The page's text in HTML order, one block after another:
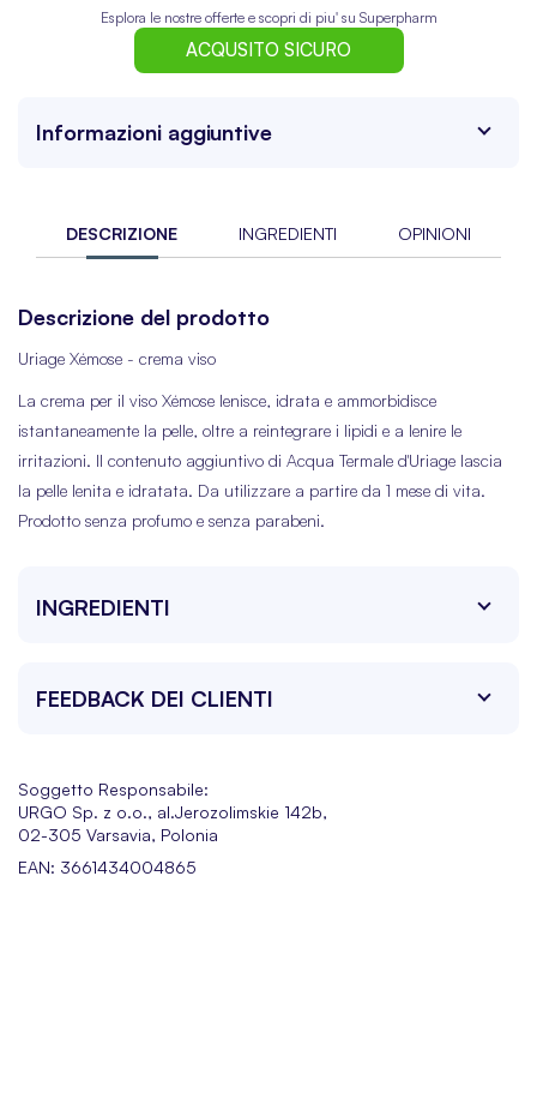
Esplora le nostre offerte e scopri di piu' su Superpharm
ACQUSITO SICURO
DESCRIZIONE INGREDIENTI OPINIONI
Descrizione del prodotto
Uriage Xémose - crema viso
La crema per il viso Xémose lenisce, idrata e ammorbidisce
istantaneamente la pelle, oltre a reintegrare i lipidi e a lenire le
irritazioni. Il contenuto aggiuntivo di Acqua Termale d'Uriage lascia
la pelle lenita e idratata. Da utilizzare a partire da 1 mese di vita.
Prodotto senza profumo e senza parabeni.
Informazioni aggiuntive
INGREDIENTI
FEEDBACK DEI CLIENTI
Soggetto Responsabile:
URGO Sp. z o.o., al.Jerozolimskie 142b,
02-305 Varsavia, Polonia
EAN: 3661434004865